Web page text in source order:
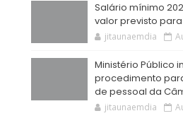
Salário mínimo
valor previsto
jitaunaemdia
Ministério Público
procedimento
de pessoal da
jitaunaemdia